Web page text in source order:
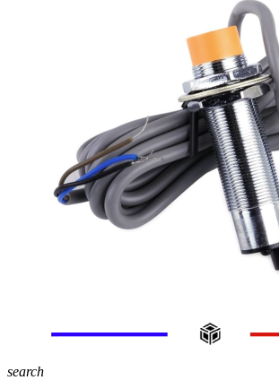
search